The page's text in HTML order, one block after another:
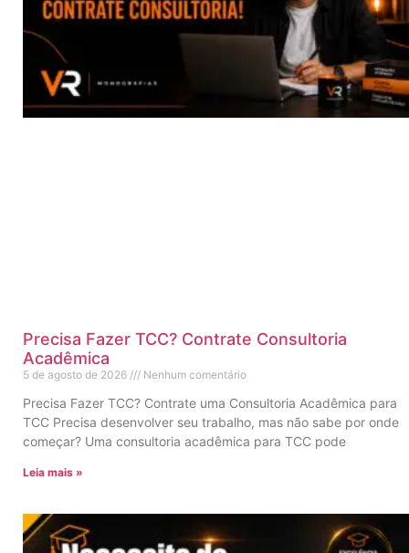
Precisa Fazer TCC? Contrate Consultoria
Acadêmica
5 de agosto de 2026 Nenhum comentário
Precisa Fazer TCC? Contrate uma Consultoria Acadêmica para
TCC Precisa desenvolver seu trabalho, mas não sabe por onde
começar? Uma consultoria acadêmica para TCC pode
Leia mais »